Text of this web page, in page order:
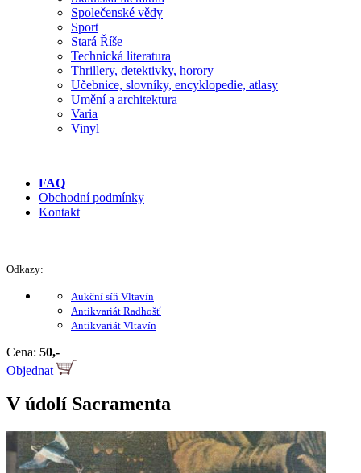
Společenské vědy
Sport
Stará Říše
Technická literatura
Thrillery, detektivky, horory
Učebnice, slovníky, encyklopedie, atlasy
Umění a architektura
Varia
Vinyl
FAQ
Obchodní podmínky
Kontakt
Odkazy:
Aukční síň Vltavín
Antikvariát Radhošť
Antikvariát Vltavín
Cena: 50,-
Objednat
V údolí Sacramenta